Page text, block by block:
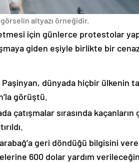
görselin altyazı örneğidir.
için günlerce protestolar
giden eşiyle birlikte bir
dünyada hiçbir ülkenin
görüştü.
çatışmalar sırasında
geri döndüğü bilgisini
600 dolar yardım